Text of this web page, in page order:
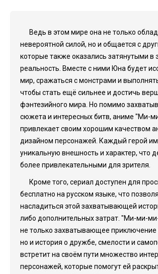
Ведь в этом мире она не только
невероятной силой, но и общается с
которые также оказались затянутыми в
реальность. Вместе с ними Юна будет
мир, сражаться с монстрами и
чтобы стать ещё сильнее и достичь
фэнтезийного мира. Но помимо
сюжета и интересных битв, аниме "Ми-
привлекает своим хорошим качеством
дизайном персонажей. Каждый герой
уникальную внешность и характер, что
более привлекательными для зрителя.
Кроме того, сериал доступен для
бесплатно на русском языке, что
насладиться этой захватывающей
либо дополнительных затрат. "Ми-ми-
не только захватывающее приключение
но и история о дружбе, смелости и
встретит на своём пути множество
персонажей, которые помогут ей